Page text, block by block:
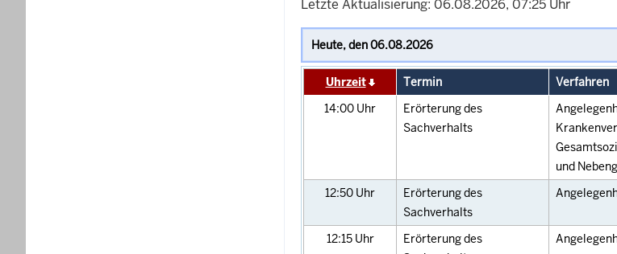
Letzte Aktualisierung: 06.08.2026, 07:25 Uhr
Uhrzeit Termin Verfahren
14:00 Uhr
Erörterung des
Sachverhalts
und
12:50 Uhr
Erörterung des
Sachverhalts
12:15 Uhr
Erörterung des